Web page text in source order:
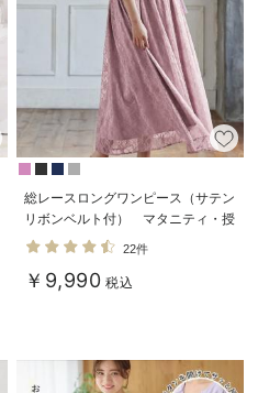
総レースロングワンピース（サテン
リボンベルト付） マタニティ・授
乳服【出産後も長く使える】
22件
￥9,990 税込